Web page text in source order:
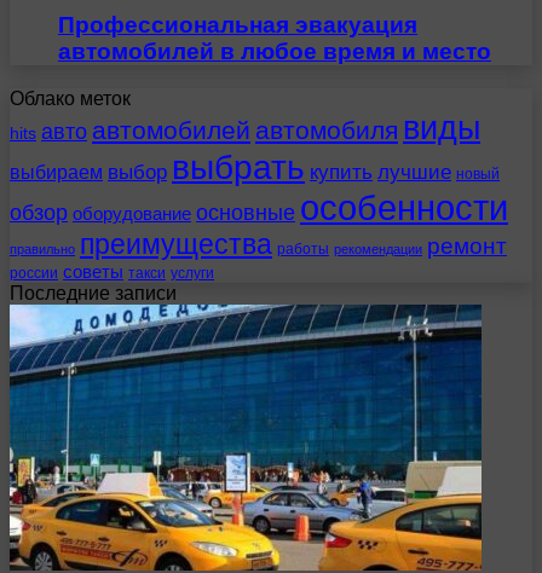
Профессиональная эвакуация
автомобилей в любое время и место
Облако меток
hits авто автомобилей автомобиля виды
выбираем выбор выбрать купить лучшие новый
обзор оборудование основные особенности
правильно преимущества работы рекомендации ремонт
россии советы такси услуги
Последние записи